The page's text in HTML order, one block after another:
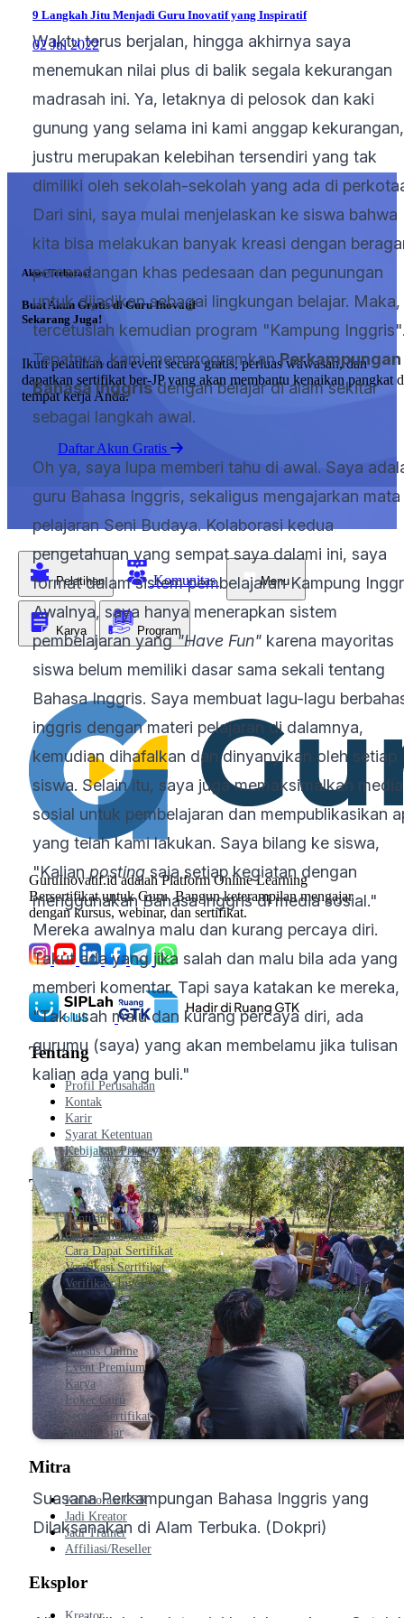
Waktu terus berjalan, hingga akhirnya saya
menemukan nilai plus di balik segala kekurangan
madrasah ini. Ya, letaknya di pelosok dan kaki
gunung yang selama ini kami anggap kekurangan,
justru merupakan kelebihan tersendiri yang tak
dimiliki oleh sekolah-sekolah yang ada di
Dari sini, saya mulai menjelaskan ke siswa bahwa
kita bisa melakukan banyak kreasi dengan
pemandangan khas pedesaan dan pegunungan
untuk dijadikan sebagai lingkungan belajar. Maka,
tercetuslah kemudian program "Kampung
Tepatnya, kami memprogramkanPerkampungan
Bahasa Inggrisdengan belajar di alam sekitar
sebagai langkah awal.
Oh ya, saya lupa memberi tahu di awal. Saya
guru Bahasa Inggris, sekaligus mengajarkan mata
pelajaran Seni Budaya. Kolaborasi kedua
pengetahuan yang sempat saya dalami ini, saya
format dalam sistem pembelajaran Kampung
Awalnya, saya hanya menerapkan sistem
pembelajaran yang"Have Fun" karena mayoritas
siswa belum memiliki dasar sama sekali tentang
Bahasa Inggris. Saya membuat lagu-lagu
inggris dengan materi pelajaran di dalamnya,
kemudian dihafalkan dan dinyanyikan oleh setiap
siswa. Selain itu, saya juga memaksimalkan media
sosial untuk pembelajaran dan mempublikasikan
yang telah kami lakukan. Saya bilang ke siswa,
"Kalian posting saja setiap kegiatan dengan
menggunakan Bahasa Inggris di media sosial."
Mereka awalnya malu dan kurang percaya diri.
Takut ada yang jika salah dan malu bila ada yang
memberi komentar. Tapi saya katakan ke mereka,
"Tak usah malu dan kurang percaya diri, ada
gurumu (saya) yang akan membelamu jika tulisan
kalian ada yang buli."
Suasana Perkampungan Bahasa Inggris yang
Dilaksanakan di Alam Terbuka. (Dokpri)
9 Langkah Jitu Menjadi Guru Inovatif yang Inspiratif
02 Jul 2022
Akses Terbatas?
Buat Akun Gratis di Guru Inovatif
Sekarang Juga!
Ikuti pelatihan dan event secara gratis, perluas wawasan, dan
dapatkan sertifikat ber-JP yang akan membantu kenaikan pangkat
tempat kerja Anda.
Daftar Akun Gratis
Pelatihan Komunitas Menu
Karya Program
GuruInovatif.id adalah Platform Online Learning
Bersertifikat untuk Guru. Bangun keterampilan mengajar
dengan kursus, webinar, dan sertifikat.
Tentang
Profil Perusahaan
Kontak
Karir
Syarat Ketentuan
Kebijakan Privacy
Tutorial
Bantuan
Cara Pembayaran
Cara Dapat Sertifikat
Verifikasi Sertifikat
Verifikasi Invoice
Produk
Kursus Online
Event Premium
Karya
Loker Guru
Semua Sertifikat
Modul Ajar
Mitra
Kolaborasi CSR
Jadi Kreator
Jadi Trainer
Affiliasi/Reseller
Eksplor